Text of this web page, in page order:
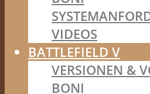
VIDEOS
BATTLEFIELD V
VERSIONEN &
BONI